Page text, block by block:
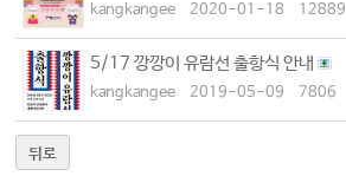
kangkangee 2020-01-18 12889
5/17 깡깡이 유람선 출항식 안내
kangkangee 2019-05-09 7806
뒤로